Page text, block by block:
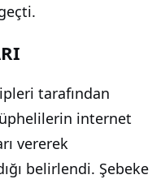
tarafından
internet
vererek
belirlendi. Şebeke